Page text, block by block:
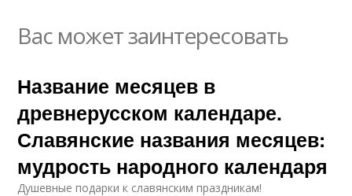
Вас может заинтересовать
Название месяцев в
древнерусском календаре.
Славянские названия месяцев:
мудрость народного календаря
Душевные подарки к славянским праздникам!